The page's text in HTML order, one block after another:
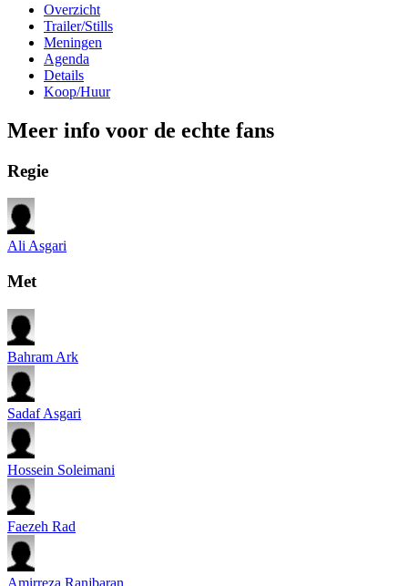
Overzicht
Trailer/Stills
Meningen
Agenda
Details
Koop/Huur
Meer info voor de echte fans
Regie
Ali Asgari
Met
Bahram Ark
Sadaf Asgari
Hossein Soleimani
Faezeh Rad
Amirreza Ranjbaran